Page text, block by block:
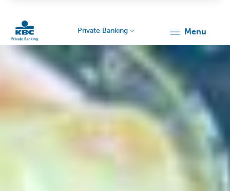
Private Banking menu